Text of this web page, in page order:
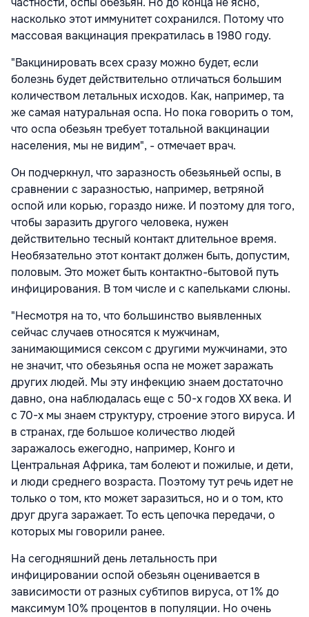
насколько этот иммунитет сохранился. Потому что
массовая вакцинация прекратилась в 1980 году.
"Вакцинировать всех сразу можно будет, если
болезнь будет действительно отличаться большим
количеством летальных исходов. Как, например, та
же самая натуральная оспа. Но пока говорить о том,
что оспа обезьян требует тотальной вакцинации
населения, мы не видим", - отмечает врач.
Он подчеркнул, что заразность обезьяньей оспы, в
сравнении с заразностью, например, ветряной
оспой или корью, гораздо ниже. И поэтому для того,
чтобы заразить другого человека, нужен
действительно тесный контакт длительное время.
Необязательно этот контакт должен быть, допустим,
половым. Это может быть контактно-бытовой путь
инфицирования. В том числе и с капельками слюны.
"Несмотря на то, что большинство выявленных
сейчас случаев относятся к мужчинам,
занимающимися сексом с другими мужчинами, это
не значит, что обезьянья оспа не может заражать
других людей. Мы эту инфекцию знаем достаточно
давно, она наблюдалась еще с 50-х годов ХХ века. И
с 70-х мы знаем структуру, строение этого вируса. И
в странах, где большое количество людей
заражалось ежегодно, например, Конго и
Центральная Африка, там болеют и пожилые, и дети,
и люди среднего возраста. Поэтому тут речь идет не
только о том, кто может заразиться, но и о том, кто
друг друга заражает. То есть цепочка передачи, о
которых мы говорили ранее.
На сегодняшний день летальность при
инфицировании оспой обезьян оценивается в
зависимости от разных субтипов вируса, от 1% до
максимум 10% процентов в популяции. Но очень